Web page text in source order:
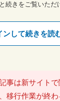
続きをご覧いただ
ンして続きを読
事は新サイト
移行作業が終